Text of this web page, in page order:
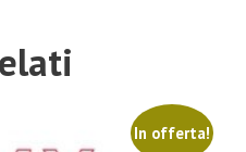
In offerta!